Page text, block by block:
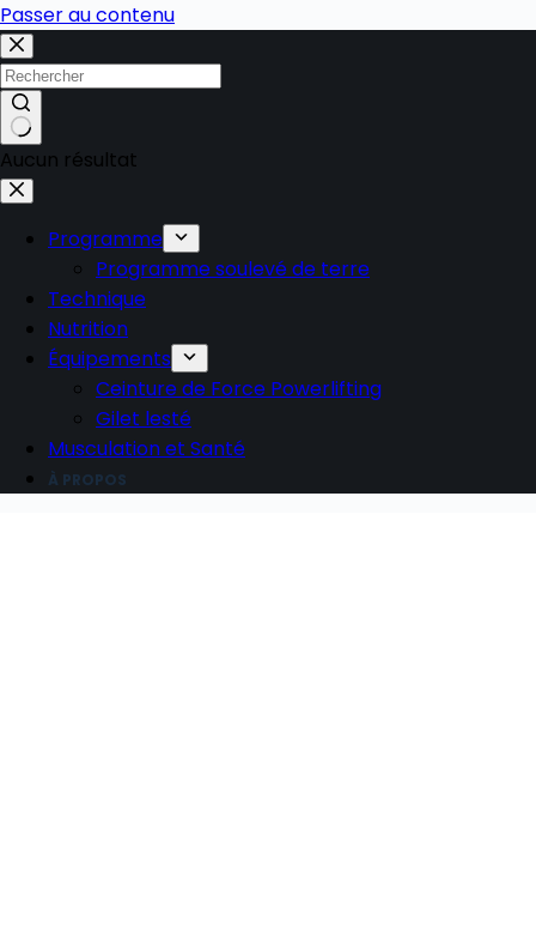
Passer au contenu
Aucun résultat
Programme
Programme soulevé de terre
Technique
Nutrition
Équipements
Ceinture de Force Powerlifting
Gilet lesté
Musculation et Santé
À PROPOS